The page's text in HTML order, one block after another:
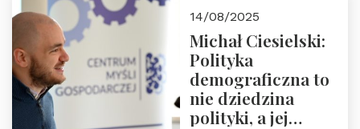
14/08/2025
Michał Ciesielski:
Polityka
demograficzna to
nie dziedzina
polityki, a jej